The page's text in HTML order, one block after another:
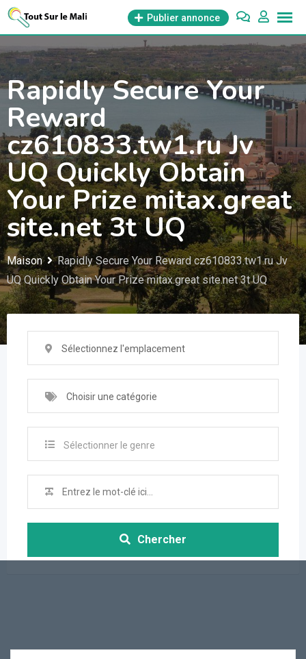
Aller
contenu
Publier annonce
Rapidly Secure Your
Reward
cz610833.tw1.ru Jv
UQ Quickly Obtain
Your Prize mitax.great
site.net 3t UQ
Maison
Rapidly Secure Your Reward cz610833.tw1.ru Jv
UQ Quickly Obtain Your Prize mitax.great site.net 3t UQ
Sélectionnez l'emplacement
Choisir une catégorie
Sélectionner le genre
Chercher